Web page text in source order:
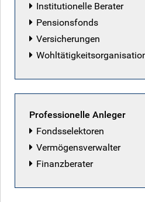
Institutionelle Berater
Pensionsfonds
Versicherungen
Professionelle Anleger
Fondsselektoren
Vermögensverwalter
Finanzberater